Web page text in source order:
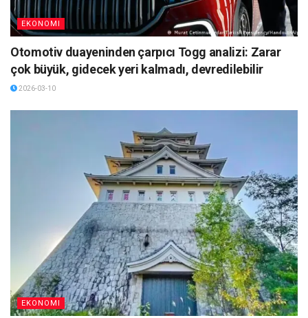
EKONOMI
Otomotiv duayeninden çarpıcı Togg analizi: Zarar
çok büyük, gidecek yeri kalmadı, devredilebilir
2026-03-10
EKONOMI